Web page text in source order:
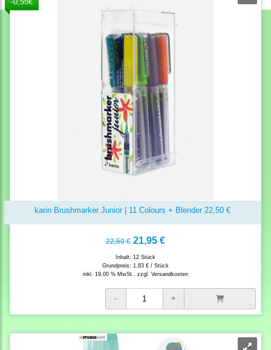
karin Brushmarker Junior | 11 Colours + Blender 22,50 €
22,50 € 21,95 €
Inhalt: 12 Stück
Grundpreis: 1,83 € / Stück
inkl. 19,00 % MwSt., zzgl. Versandkosten